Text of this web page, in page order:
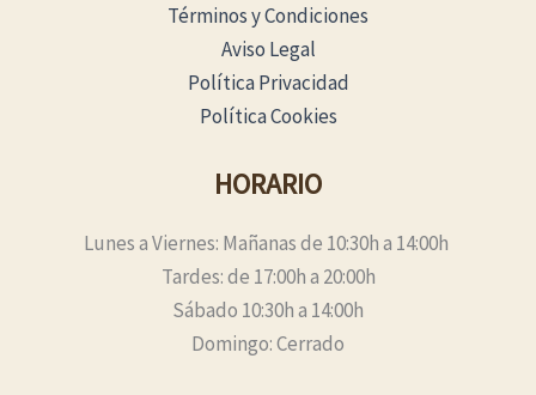
Términos y Condiciones
Aviso Legal
Política Privacidad
Política Cookies
HORARIO
Lunes a Viernes: Mañanas de 10:30h a 14:00h
Tardes: de 17:00h a 20:00h
Sábado 10:30h a 14:00h
Domingo: Cerrado